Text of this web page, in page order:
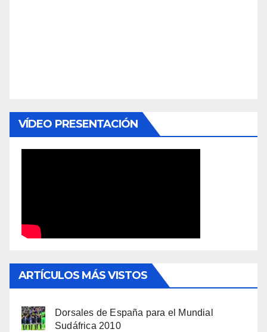
VÍDEO PRESENTACIÓN
ARTÍCULOS MÁS VISTOS
Dorsales de España para el Mundial
Sudáfrica 2010